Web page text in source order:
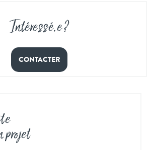
Intéressé.e ?
CONTACTER
projet